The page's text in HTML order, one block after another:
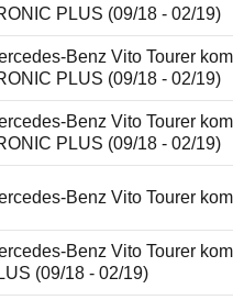
PLUS (09/18 - 02/19)
Benz Vito Tourer
PLUS (09/18 - 02/19)
Benz Vito Tourer
PLUS (09/18 - 02/19)
Benz Vito Tourer
Benz Vito Tourer
(09/18 - 02/19)